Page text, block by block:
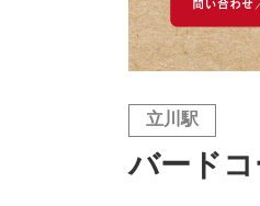
立川駅
バード